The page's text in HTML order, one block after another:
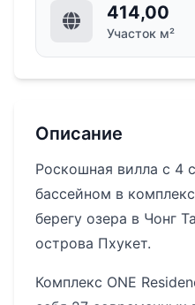
414,00
Участок м²
Описание
Роскошная вилла с 4
бассейном в
берегу озера в Чонг
острова Пхукет.
Комплекс ONE